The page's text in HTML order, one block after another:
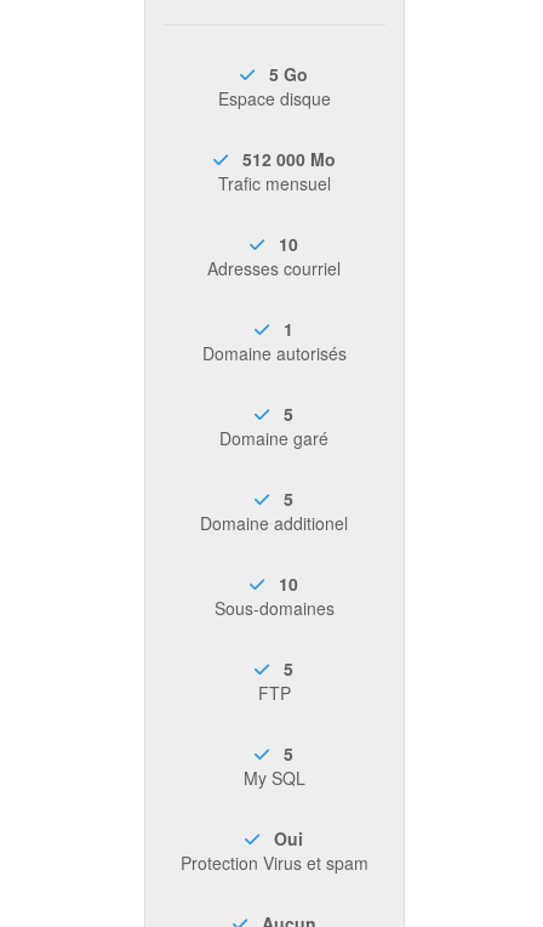
5 Go
Espace disque
512 000 Mo
Trafic mensuel
10
Adresses courriel
1
Domaine autorisés
5
Domaine garé
5
Domaine additionel
10
Sous-domaines
5
FTP
5
My SQL
Oui
Protection Virus et spam